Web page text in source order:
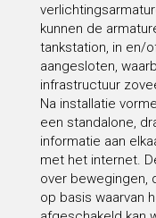
kunnen de
tankstation, in en/
aangesloten,
infrastructuur
Na installatie
een standalone,
informatie aan
met het internet.
over bewegingen,
op basis waarvan